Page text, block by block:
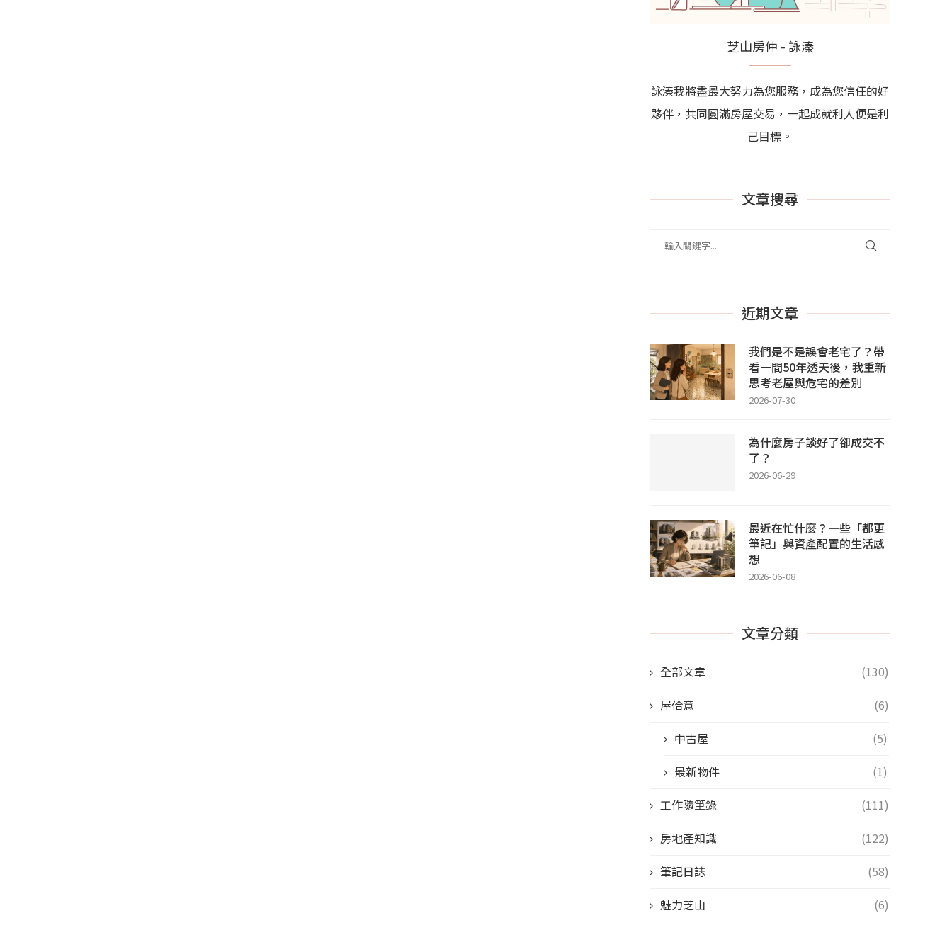
芝山房仲 - 詠溱
詠溱我將盡最大努力為您服務，成為您信任的好
夥伴，共同圓滿房屋交易，一起成就利人便是利
己目標。
文章搜尋
近期文章
我們是不是誤會老宅了？帶
看一間50年透天後，我重新
思考老屋與危宅的差別
2026-07-30
為什麼房子談好了卻成交不
了？
2026-06-29
最近在忙什麼？一些「都更
筆記」與資產配置的生活感
想
2026-06-08
文章分類
全部文章
(130)
屋佮意
(6)
中古屋
(5)
最新物件
(1)
工作隨筆錄
(111)
房地產知識
(122)
筆記日誌
(58)
魅力芝山
(6)